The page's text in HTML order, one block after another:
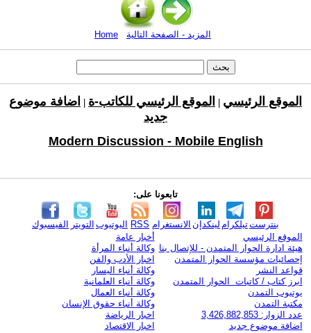
Home المزيد - الصفحة التالية
الموقع الرئيسي الموقع الرئيسي للكاتب-ة
اضافة موضوع
جديد
Modern Discussion - Mobile English
تابعونا على:
الفيسبوك التويتر اليوتيوب RSS الانستغرام لينكدإن تيلكرامبنترست
الموقع الرئيسي
هيئة ادارة الحوار المتمدن - للإتصال بنا
إحصائيات مؤسسة الحوار المتمدن
قواعد النشر
ابرز كتاب / كاتبات الحوار المتمدن
يوتيوب التمدن
مكتبة التمدن
عدد الزوار: 3,426,882,853
اضافة موضوع جديد
أخبار عامة
وكالة أنباء المرأة
اخبار الأدب والفن
وكالة أنباء اليسار
وكالة أنباء العلمانية
وكالة أنباء العمال
وكالة أنباء حقوق الإنسان
اخبار الرياضة
اخبار الاقتصاد